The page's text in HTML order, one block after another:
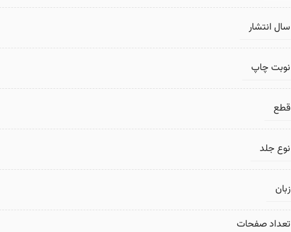
سال انتشار
نوبت چاپ
قطع
نوع جلد
زبان
تعداد صفحات